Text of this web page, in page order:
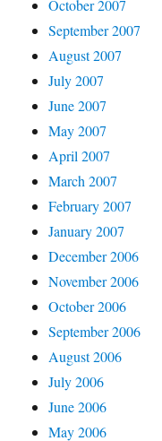
October 2007
September 2007
August 2007
July 2007
June 2007
May 2007
April 2007
March 2007
February 2007
January 2007
December 2006
November 2006
October 2006
September 2006
August 2006
July 2006
June 2006
May 2006